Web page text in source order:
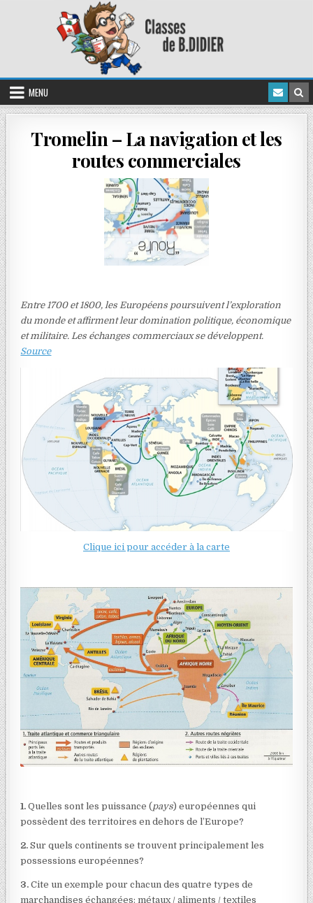
MENU
Tromelin – La navigation et les
routes commerciales
Entre 1700 et 1800, les Européens poursuivent l’exploration
du monde et affirment leur domination politique, économique
et militaire. Les échanges commerciaux se développent.
Source
Clique ici pour accéder à la carte
1. Quelles sont les puissance (pays) européennes qui
possèdent des territoires en dehors de l’Europe?
2. Sur quels continents se trouvent principalement les
possessions européennes?
3. Cite un exemple pour chacun des quatre types de
marchandises échangées: métaux / aliments / textiles